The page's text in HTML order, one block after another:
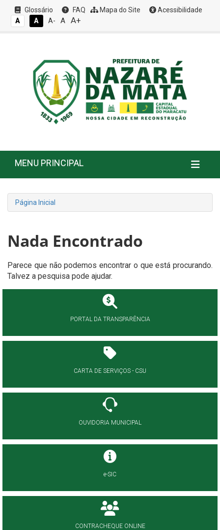
Glossário FAQ Mapa do Site
Acessibilidade
A
A A- A A+
MENU PRINCIPAL
Página Inicial
Nada Encontrado
Parece que não podemos encontrar o que está procurando.
Talvez a pesquisa pode ajudar.
PORTAL DA TRANSPARÊNCIA
CARTA DE SERVIÇOS - CSU
OUVIDORIA MUNICIPAL
e-SIC
CONTRACHEQUE ONLINE